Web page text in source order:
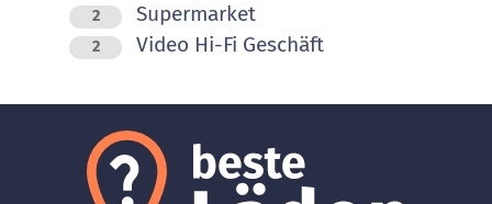
2 Supermarket
2 Video Hi-Fi Geschäft